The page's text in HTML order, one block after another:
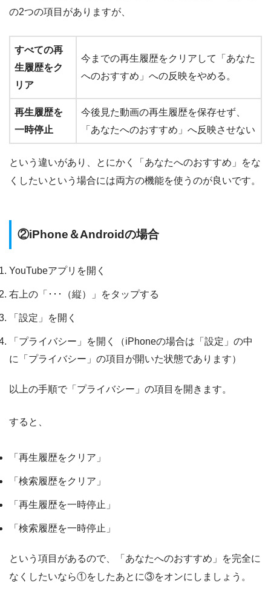
の2つの項目がありますが、
すべての再
生履歴をク
リア
今までの再生履歴をクリアして「あなた
へのおすすめ」への反映をやめる。
再生履歴を
一時停止
今後見た動画の再生履歴を保存せず、
「あなたへのおすすめ」へ反映させない
という違いがあり、とにかく「あなたへのおすすめ」をな
くしたいという場合には両方の機能を使うのが良いです。
②iPhone＆Androidの場合
YouTubeアプリを開く
右上の「･･･（縦）」をタップする
「設定」を開く
「プライバシー」を開く（iPhoneの場合は「設定」の中
に「プライバシー」の項目が開いた状態であります）
以上の手順で「プライバシー」の項目を開きます。
すると、
「再生履歴をクリア」
「検索履歴をクリア」
「再生履歴を一時停止」
「検索履歴を一時停止」
という項目があるので、「あなたへのおすすめ」を完全に
なくしたいなら①をしたあとに③をオンにしましょう。